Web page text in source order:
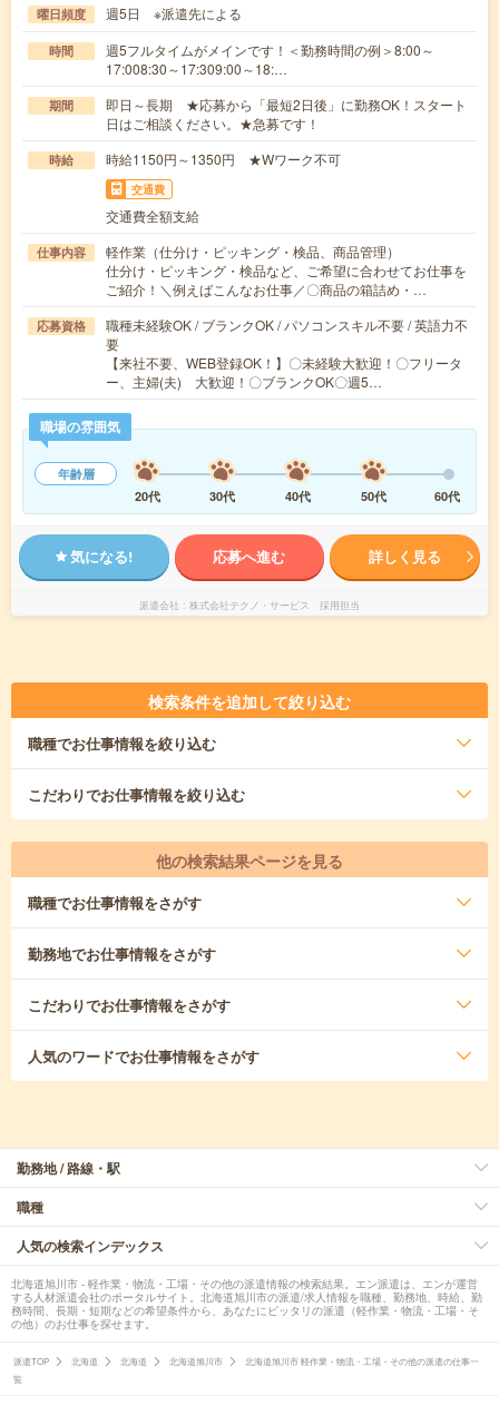
曜日頻度 週5日 ※派遣先による
時間
週5フルタイムがメインです！＜勤務時間の例＞8:00～
17:008:30～17:309:00～18:…
期間
即日～長期 ★応募から「最短2日後」に勤務OK！スタート
日はご相談ください。★急募です！
時給 時給1150円～1350円 ★Wワーク不可
交通費
交通費全額支給
仕事内容
軽作業（仕分け・ピッキング・検品、商品管理）
仕分け・ピッキング・検品など、ご希望に合わせてお仕事を
ご紹介！＼例えばこんなお仕事／〇商品の箱詰め・…
応募資格
職種未経験OK / ブランクOK / パソコンスキル不要 / 英語力不
要
【来社不要、WEB登録OK！】〇未経験大歓迎！〇フリータ
ー、主婦(夫) 大歓迎！〇ブランクOK〇週5…
職場の雰囲気
年齢層
20代
30代 40代 50代 60代
気になる! 応募へ進む 詳しく見る
派遣会社 株式会社テクノ・サービス 採用担当
検索条件を追加して絞り込む
職種でお仕事情報を絞り込む
こだわりでお仕事情報を絞り込む
他の検索結果ページを見る
職種でお仕事情報をさがす
勤務地でお仕事情報をさがす
こだわりでお仕事情報をさがす
人気のワードでお仕事情報をさがす
勤務地 / 路線・駅
職種
人気の検索インデックス
北海道旭川市 - 軽作業・物流・工場・その他の派遣情報の検索結果。エン派遣は、エンが運営
する人材派遣会社のポータルサイト。北海道旭川市の派遣/求人情報を職種、勤務地、時給、勤
務時間、長期・短期などの希望条件から、あなたにピッタリの派遣（軽作業・物流・工場・そ
の他）のお仕事を探せます。
派遣TOP 北海道 北海道 北海道旭川市
北海道旭川市 軽作業・物流・工場・その他の派遣の仕事一
覧